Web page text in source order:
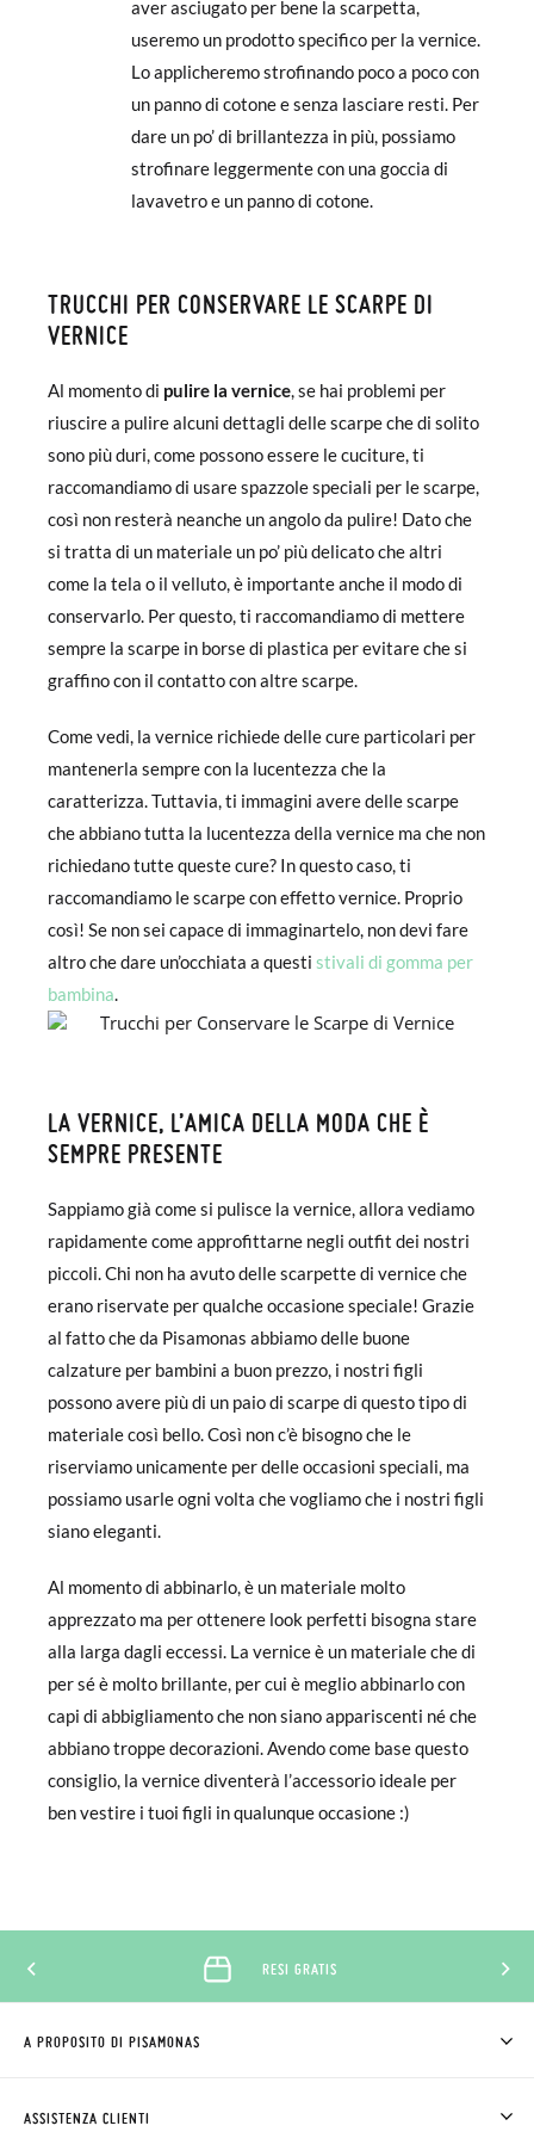
aver asciugato per bene la scarpetta,
useremo un prodotto specifico per la vernice.
Lo applicheremo strofinando poco a poco con
un panno di cotone e senza lasciare resti. Per
dare un po’ di brillantezza in più, possiamo
strofinare leggermente con una goccia di
lavavetro e un panno di cotone.
TRUCCHI PER CONSERVARE LE SCARPE DI
VERNICE
Al momento di pulire la vernice, se hai problemi per
riuscire a pulire alcuni dettagli delle scarpe che di solito
sono più duri, come possono essere le cuciture, ti
raccomandiamo di usare spazzole speciali per le scarpe,
così non resterà neanche un angolo da pulire! Dato che
si tratta di un materiale un po’ più delicato che altri
come la tela o il velluto, è importante anche il modo di
conservarlo. Per questo, ti raccomandiamo di mettere
sempre la scarpe in borse di plastica per evitare che si
graffino con il contatto con altre scarpe.
Come vedi, la vernice richiede delle cure particolari per
mantenerla sempre con la lucentezza che la
caratterizza. Tuttavia, ti immagini avere delle scarpe
che abbiano tutta la lucentezza della vernice ma che non
richiedano tutte queste cure? In questo caso, ti
raccomandiamo le scarpe con effetto vernice. Proprio
così! Se non sei capace di immaginartelo, non devi fare
altro che dare un’occhiata a questi stivali di gomma per
bambina.
LA VERNICE, L’AMICA DELLA MODA CHE È
SEMPRE PRESENTE
Sappiamo già come si pulisce la vernice, allora vediamo
rapidamente come approfittarne negli outfit dei nostri
piccoli. Chi non ha avuto delle scarpette di vernice che
erano riservate per qualche occasione speciale! Grazie
al fatto che da Pisamonas abbiamo delle buone
calzature per bambini a buon prezzo, i nostri figli
possono avere più di un paio di scarpe di questo tipo di
materiale così bello. Così non c’è bisogno che le
riserviamo unicamente per delle occasioni speciali, ma
possiamo usarle ogni volta che vogliamo che i nostri figli
siano eleganti.
Al momento di abbinarlo, è un materiale molto
apprezzato ma per ottenere look perfetti bisogna stare
alla larga dagli eccessi. La vernice è un materiale che di
per sé è molto brillante, per cui è meglio abbinarlo con
capi di abbigliamento che non siano appariscenti né che
abbiano troppe decorazioni. Avendo come base questo
consiglio, la vernice diventerà l’accessorio ideale per
ben vestire i tuoi figli in qualunque occasione :)
RESI GRATIS
A PROPOSITO DI PISAMONAS
ASSISTENZA CLIENTI